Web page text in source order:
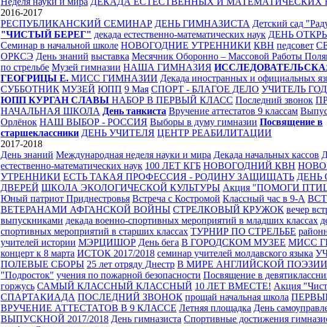
2016-2017
РЕСПУБЛИКАНСКИЙ СЕМИНАР ДЕНЬ ГИМНАЗИСТА Детский сад
"ЧИСТЫЙ БЕРЕГ" декада естественно-математических наук ДЕНЬ
Семинар в начальной школе НОВОГОДНИЕ УТРЕННИКИ КВН педсовет
ОРКСЭ День знаний выставка Месячник Оборонно – Массовой Работы
по стрельбе Музей гимназии НАША ГИМНАЗИЯ
ГЕОГРИЦЫ Е. МИСС ГИМНАЗИИ Декада иностранных и официальных
СУББОТНИК МУЗЕЙ ЮПП 9 Мая СПОРТ - БЛАГОЕ ДЕЛО УЧИТЕЛЬ
ЮПП КУРГАН СЛАВЫ НАБОР В ПЕРВЫЙ КЛАСС Последний звонок
НАЧАЛЬНАЯ ШКОЛА День танкиста Вручение аттестатов 9 классам
Орлёнок НАШ ВЫБОР - РОССИЯ Выборы в думу гимназии Посвящение в
старшеклассники ДЕНЬ УЧИТЕЛЯ ЦЕНТР РЕАБИЛИТАЦИИ
2017-2018
День знаний Международная неделя науки и мира Декада начальных кассов
естественно-математических наук 100 ЛЕТ КГБ НОВОГОДНИЙ КВН
УТРЕННИКИ ЕСТЬ ТАКАЯ ПРОФЕССИЯ - РОДИНУ ЗАЩИЩАТЬ ДЕНЬ
ДВЕРЕЙ ШКОЛА ЭКОЛОГИЧЕСКОЙ КУЛЬТУРЫ Акция "ПОМОГИ
Юный патриот Приднестровья Встреча с Костромой Классный час в 9-А
ВЕТЕРАНАМИ АФГАНСКОЙ ВОЙНЫ СТРЕЛКОВЫЙ КРУЖОК вечер
выпускниками декада военно-спортивных мероприятий в младших классах
спортивных мероприятий в старших классах ТУРНИР ПО СТРЕЛЬБЕ
учителей истории МЭРЦИШОР День бега В ГОРОДСКОМ МУЗЕЕ МИСС
концерт к 8 марта ИСТОК 2017/2018 семинар учителей молдавского языка
ПОЛЕВЫЕ СБОРЫ 25 лет отряду Днестр В МИРЕ АНГЛИЙСКОЙ ПОЭЗИИ
"Подросток" учения по пожарной безопасности Посвящение в
горжусь САМЫЙ КЛАССНЫЙ КЛАССНЫЙ 10 ЛЕТ ВМЕСТЕ! Акция
СПАРТАКИАДА ПОСЛЕДНИЙ ЗВОНОК прощай начальная школа
ВРУЧЕНИЕ АТТЕСТАТОВ В 9 КЛАССЕ Летняя площадка День
ВЫПУСКНОЙ 2017/2018 День гимназиста Спортивные достижения